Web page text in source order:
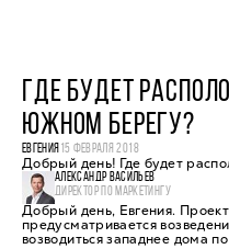
ГДЕ БУДЕТ
ЮЖНОМ БЕРЕГУ?
ЕВГЕНИЯ 15 ФЕВРАЛЯ 2018
Добрый день! Где будет
АЛЕКСАНДР ВАСИЛЬЕВ
ДИРЕКТОР ПО МАРКЕТИНГУ
Добрый день, Евгения.
предусматривается
возводиться западнее дома